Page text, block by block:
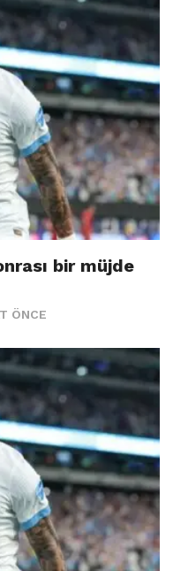
bir müjde
ÖNCE